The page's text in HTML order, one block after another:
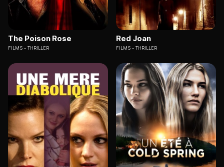
The Poison Rose
FILMS THRILLER
Red Joan
FILMS THRILLER